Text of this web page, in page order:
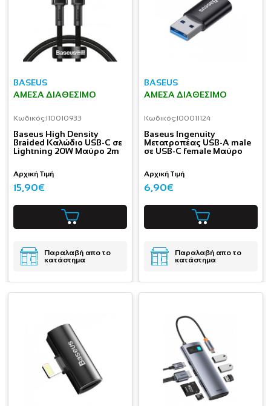
BASEUS
ΆΜΕΣΑ ΔΙΑΘΈΣΙΜΟ
Κωδικός:I10010933
Baseus High Density
Braided Καλώδιο USB-C σε
Lightning 20W Μαύρο 2m
Αρχική Τιμή
15,90€
Παραλαβή απο το
κατάστημα
BASEUS
ΆΜΕΣΑ ΔΙΑΘΈΣΙΜΟ
Κωδικός:I00011124
Baseus Ingenuity
Μετατροπέας USB-A male
σε USB-C female Μαύρο
Αρχική Τιμή
6,90€
Παραλαβή απο το
κατάστημα